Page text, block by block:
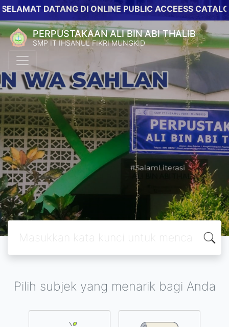
DATANG DI ONLINE PUBLIC ACCEESS CATALOG
PERPUSTAKAAN ALI BIN ABI THALIB
SMP IT IHSANUL FIKRI MUNGKID
Pilih subjek yang menarik bagi Anda